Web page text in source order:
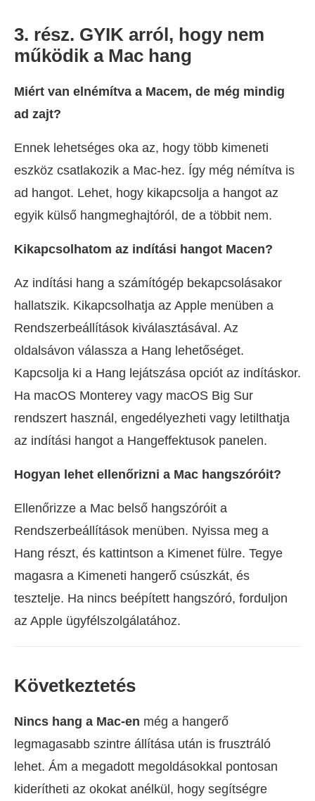
3. rész. GYIK arról, hogy nem
működik a Mac hang
Miért van elnémítva a Macem, de még mindig
ad zajt?
Ennek lehetséges oka az, hogy több kimeneti
eszköz csatlakozik a Mac-hez. Így még némítva is
ad hangot. Lehet, hogy kikapcsolja a hangot az
egyik külső hangmeghajtóról, de a többit nem.
Kikapcsolhatom az indítási hangot Macen?
Az indítási hang a számítógép bekapcsolásakor
hallatszik. Kikapcsolhatja az Apple menüben a
Rendszerbeállítások kiválasztásával. Az
oldalsávon válassza a Hang lehetőséget.
Kapcsolja ki a Hang lejátszása opciót az indításkor.
Ha macOS Monterey vagy macOS Big Sur
rendszert használ, engedélyezheti vagy letilthatja
az indítási hangot a Hangeffektusok panelen.
Hogyan lehet ellenőrizni a Mac hangszóróit?
Ellenőrizze a Mac belső hangszóróit a
Rendszerbeállítások menüben. Nyissa meg a
Hang részt, és kattintson a Kimenet fülre. Tegye
magasra a Kimeneti hangerő csúszkát, és
tesztelje. Ha nincs beépített hangszóró, forduljon
az Apple ügyfélszolgálatához.
Következtetés
Nincs hang a Mac-en még a hangerő
legmagasabb szintre állítása után is frusztráló
lehet. Ám a megadott megoldásokkal pontosan
kiderítheti az okokat anélkül, hogy segítségre